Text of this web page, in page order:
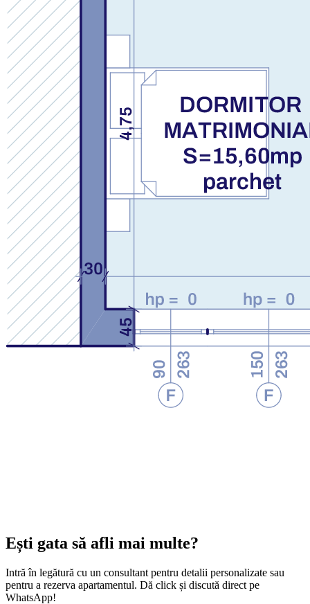
Ești gata să afli mai multe?
Intră în legătură cu un consultant pentru detalii personalizate sau
pentru a rezerva apartamentul. Dă click și discută direct pe
WhatsApp!